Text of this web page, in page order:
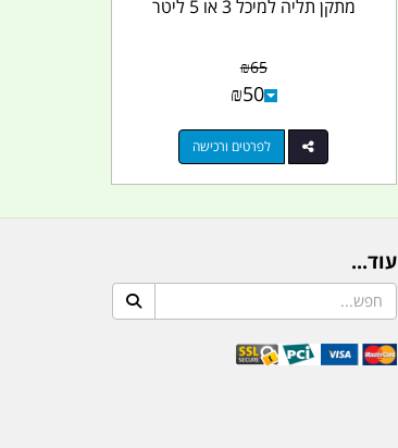
מתקן תליה למיכל 3 או 5 ליטר
₪65
₪50
לפרטים ורכישה
עוד...